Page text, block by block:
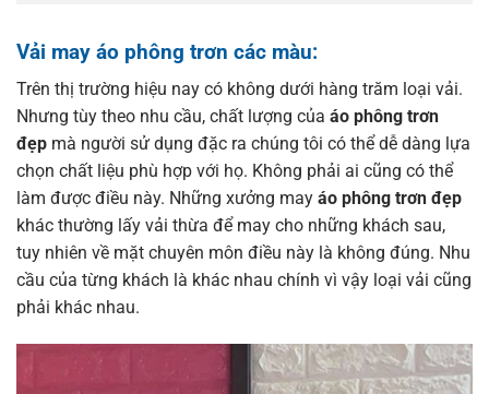
Vải may áo phông trơn các màu:
Trên thị trường hiệu nay có không dưới hàng trăm loại vải.
Nhưng tùy theo nhu cầu, chất lượng của áo phông trơn
đẹp mà người sử dụng đặc ra chúng tôi có thể dễ dàng lựa
chọn chất liệu phù hợp với họ. Không phải ai cũng có thể
làm được điều này. Những xưởng may áo phông trơn đẹp
khác thường lấy vải thừa để may cho những khách sau,
tuy nhiên về mặt chuyên môn điều này là không đúng. Nhu
cầu của từng khách là khác nhau chính vì vậy loại vải cũng
phải khác nhau.